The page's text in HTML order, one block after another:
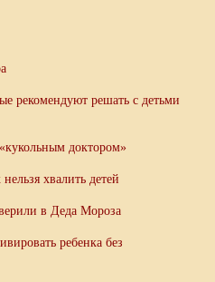
рекомендуют решать с детьми
доктором»
хвалить детей
в Деда Мороза
ребенка без